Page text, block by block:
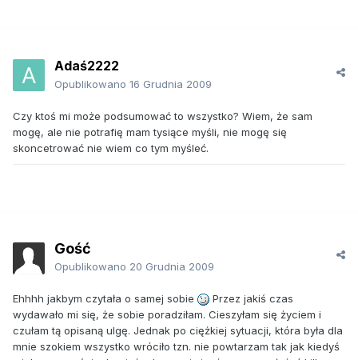
Adaś2222
Opublikowano 16 Grudnia 2009
Czy ktoś mi może podsumować to wszystko? Wiem, że sam
mogę, ale nie potrafię mam tysiące myśli, nie mogę się
skoncetrować nie wiem co tym myśleć.
Gość
Opublikowano 20 Grudnia 2009
Ehhhh jakbym czytała o samej sobie
Przez jakiś czas
wydawało mi się, że sobie poradziłam. Cieszyłam się życiem i
czułam tą opisaną ulgę. Jednak po ciężkiej sytuacji, która była dla
mnie szokiem wszystko wróciło tzn. nie powtarzam tak jak kiedyś